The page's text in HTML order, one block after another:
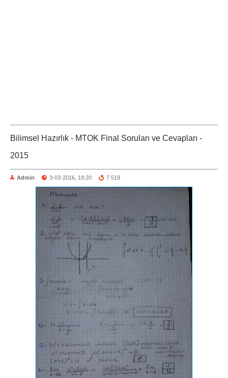
Bilimsel Hazırlık - MTOK Final Soruları ve Cevapları -
2015
Admin 3-03-2016, 19:20 7 519